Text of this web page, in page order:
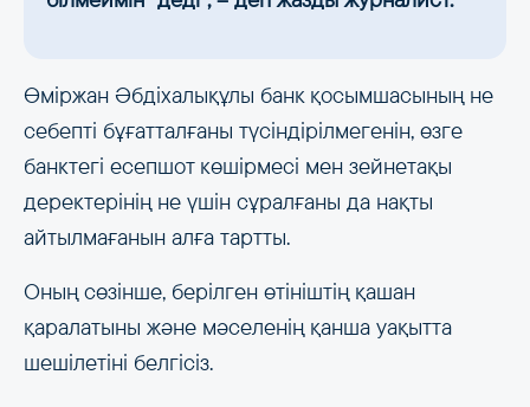
Өміржан Әбдіхалықұлы банк қосымшасының не
себепті бұғатталғаны түсіндірілмегенін, өзге
банктегі есепшот көшірмесі мен зейнетақы
деректерінің не үшін сұралғаны да нақты
айтылмағанын алға тартты.
Оның сөзінше, берілген өтініштің қашан
қаралатыны және мәселенің қанша уақытта
шешілетіні белгісіз.